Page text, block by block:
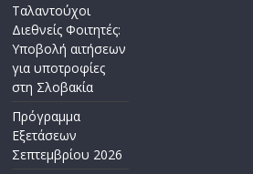
Ταλαντούχοι
Διεθνείς Φοιτητές:
Υποβολή αιτήσεων
για υποτροφίες
στη Σλοβακία
Πρόγραμμα
Εξετάσεων
Σεπτεμβρίου 2026